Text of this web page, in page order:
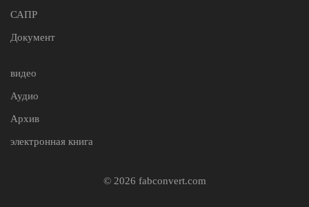
САПР
Документ
видео
Аудио
Архив
электронная книга
© 2026 fabconvert.com